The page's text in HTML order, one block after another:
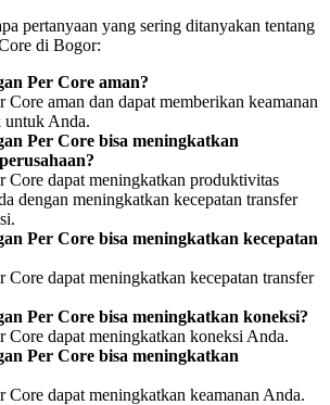
pertanyaan yang sering ditanyakan tentang
di Bogor:
Per Core aman?
Core aman dan dapat memberikan keamanan
untuk Anda.
Per Core bisa meningkatkan
Core dapat meningkatkan produktivitas
dengan meningkatkan kecepatan transfer
Per Core bisa meningkatkan kecepatan
Core dapat meningkatkan kecepatan transfer
Per Core bisa meningkatkan koneksi?
Core dapat meningkatkan koneksi Anda.
Per Core bisa meningkatkan
Core dapat meningkatkan keamanan Anda.